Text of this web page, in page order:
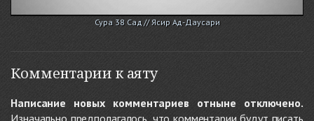
Сура 38 Сад // Ясир Ад-Даусари
Комментарии к аяту
Написание новых комментариев отныне отключено.